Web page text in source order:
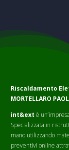
Riscaldamento
MORTELLARO
int&ext è
Specializzata in
mano utilizzando
preventivi online